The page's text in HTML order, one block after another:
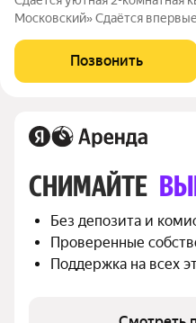
Московский» Сдаётся
дополнительных вложений.
специально под
Позвонить
СНИМАЙТЕ
Без депозита и
Проверенные
Поддержка на всех